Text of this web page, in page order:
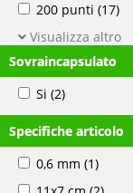
200 punti (17)
Visualizza altro
Sovraincapsulato
Si (2)
Specifiche articolo
0,6 mm (1)